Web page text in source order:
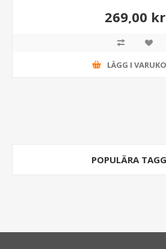
269,00 kr
LÄGG I
POPULÄRA